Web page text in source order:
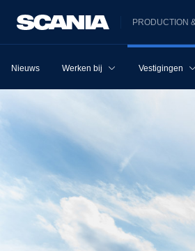
PRODUCTION
Nieuws Werken bij Vestigingen